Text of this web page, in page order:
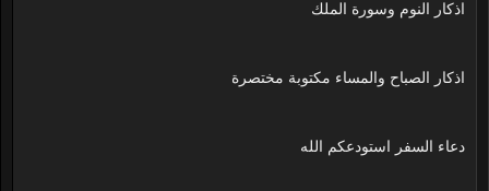
اذكار النوم وسورة الملك
اذكار الصباح والمساء مكتوبة مختصرة
دعاء السفر استودعكم الله